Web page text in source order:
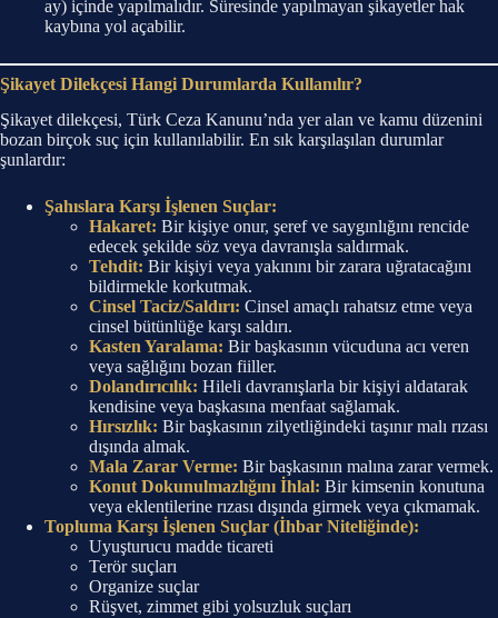
ay) içinde yapılmalıdır. Süresinde yapılmayan şikayetler hak
kaybına yol açabilir.
Şikayet Dilekçesi Hangi Durumlarda Kullanılır?
Şikayet dilekçesi, Türk Ceza Kanunu’nda yer alan ve kamu düzenini
bozan birçok suç için kullanılabilir. En sık karşılaşılan durumlar
şunlardır:
Şahıslara Karşı İşlenen Suçlar:
Hakaret: Bir kişiye onur, şeref ve saygınlığını rencide
edecek şekilde söz veya davranışla saldırmak.
Tehdit: Bir kişiyi veya yakınını bir zarara uğratacağını
bildirmekle korkutmak.
Cinsel Taciz/Saldırı: Cinsel amaçlı rahatsız etme veya
cinsel bütünlüğe karşı saldırı.
Kasten Yaralama: Bir başkasının vücuduna acı veren
veya sağlığını bozan fiiller.
Dolandırıcılık: Hileli davranışlarla bir kişiyi aldatarak
kendisine veya başkasına menfaat sağlamak.
Hırsızlık: Bir başkasının zilyetliğindeki taşınır malı rızası
dışında almak.
Mala Zarar Verme: Bir başkasının malına zarar vermek.
Konut Dokunulmazlığını İhlal: Bir kimsenin konutuna
veya eklentilerine rızası dışında girmek veya çıkmamak.
Topluma Karşı İşlenen Suçlar (İhbar Niteliğinde):
Uyuşturucu madde ticareti
Terör suçları
Organize suçlar
Rüşvet, zimmet gibi yolsuzluk suçları